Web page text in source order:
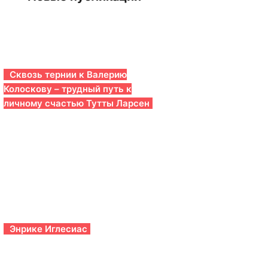
Сквозь тернии к Валерию
Колоскову – трудный путь к
личному счастью Тутты Ларсен
Энрике Иглесиас